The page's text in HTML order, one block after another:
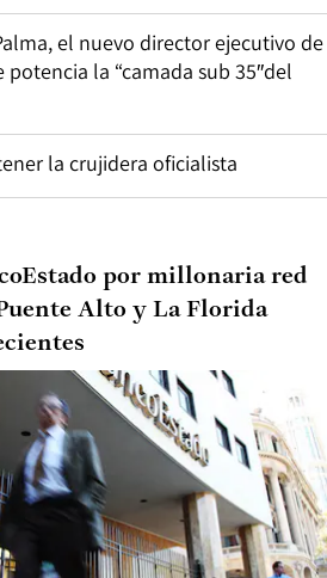
el nuevo director ejecutivo de
la “camada sub 35″del
la crujidera oficialista
por millonaria red
Alto y La Florida